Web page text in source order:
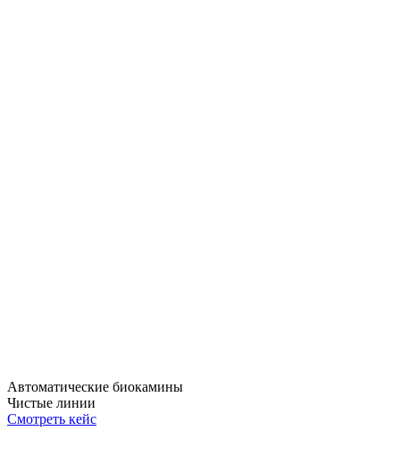
Автоматические биокамины
Чистые линии
Смотреть кейс